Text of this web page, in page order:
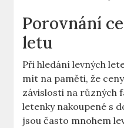
Porovnání
letu
Při hledání levných
mít na paměti, že
závislosti na různých
letenky nakoupené s
jsou často mnohem